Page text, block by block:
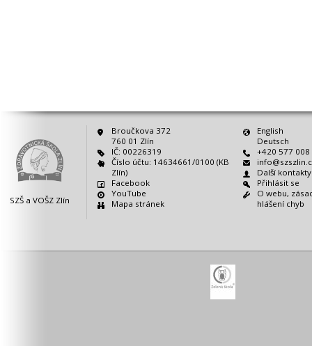
SZŠ a VOŠZ Zlín
Broučkova 372
760 01 Zlín
English
Deutsch
IČ: 00226319
Číslo účtu: 14634661/0100 (KB
Zlín)
+420 577 008
Další
Facebook
YouTube
Mapa stránek
Přihlásit se
O webu,
hlášení chyb